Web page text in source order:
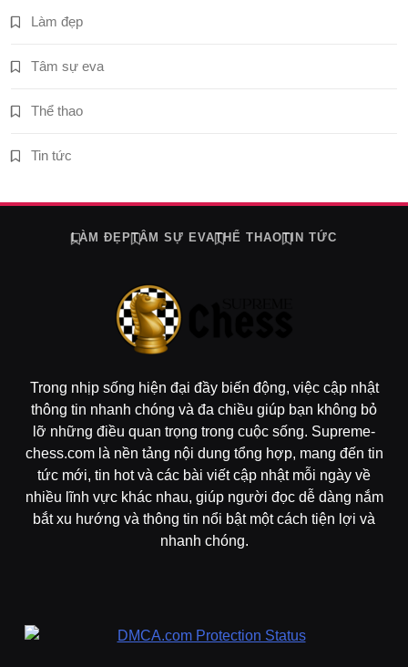
Làm đẹp
Tâm sự eva
Thể thao
Tin tức
LÀM ĐẸPTÂM SỰ EVATHỂ THAOTIN TỨC
Trong nhịp sống hiện đại đầy biến động, việc cập nhật
thông tin nhanh chóng và đa chiều giúp bạn không bỏ
lỡ những điều quan trọng trong cuộc sống. Supreme-
chess.com là nền tảng nội dung tổng hợp, mang đến tin
tức mới, tin hot và các bài viết cập nhật mỗi ngày về
nhiều lĩnh vực khác nhau, giúp người đọc dễ dàng nắm
bắt xu hướng và thông tin nổi bật một cách tiện lợi và
nhanh chóng.